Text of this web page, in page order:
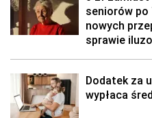
seniorów po
nowych
sprawie
Dodatek za
wypłaca